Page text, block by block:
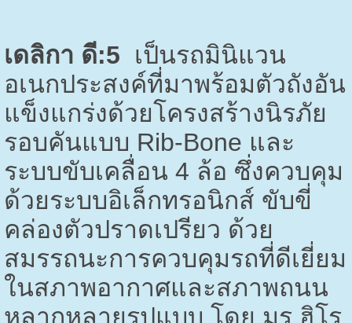
เดลิกา ดี:5 เป็นรถมินิแวน
อเนกประสงค์ที่มาพร้อมตัวถังอัน
แข็งแกร่งด้วยโครงสร้างนิรภัย
รอบคันแบบ Rib-Bone และ
ระบบขับเคลื่อน 4 ล้อ ซึ่งควบคุม
ด้วยระบบอิเล็กทรอนิกส์ ขับขี่
คล่องตัวปราดเปรียว ด้วย
สมรรถนะการควบคุมรถที่ดีเยี่ยม
ในสภาพอากาศและสภาพถนน
หลากหลายรูปแบบ โดย มร.ฮิโร